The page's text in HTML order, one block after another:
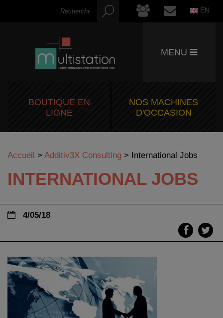
EN
MENU
BOUTIQUE EN
LIGNE
NOS MACHINES
D'OCCASION
Accueil > Additiv3X Consulting > International Jobs
INTERNATIONAL JOBS
4/05/18